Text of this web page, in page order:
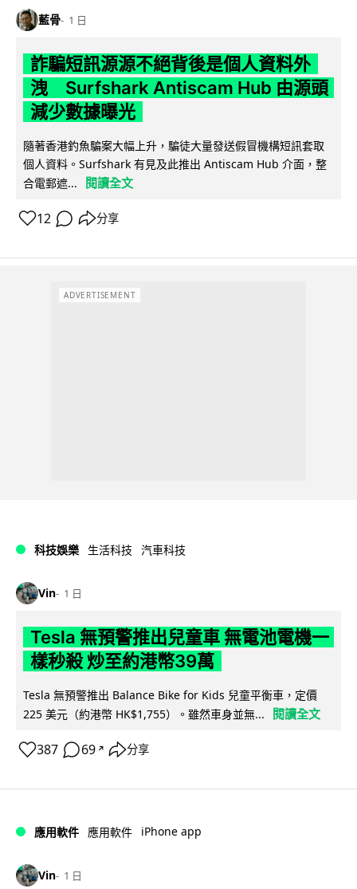
藍骨 1 日
詐騙短訊源源不絕背後是個人資料外
洩 Surfshark Antiscam Hub 由源頭
減少數據曝光
隨著香港釣魚騙案大幅上升，騙徒大量發送假冒機構短訊套取
個人資料。Surfshark 有見及此推出 Antiscam Hub 介面，整
合電郵遮...
閱讀全文
12 分享
ADVERTISEMENT
科技娛樂 生活科技 汽車科技
Vin 1 日
Tesla 無預警推出兒童車 無電池電機一
樣秒殺 炒至約港幣39萬
Tesla 無預警推出 Balance Bike for Kids 兒童平衡車，定價
225 美元（約港幣 HK$1,755）。雖然車身並無...
閱讀全文
387 69 ↗ 分享
應用軟件 應用軟件 iPhone app
Vin 1 日